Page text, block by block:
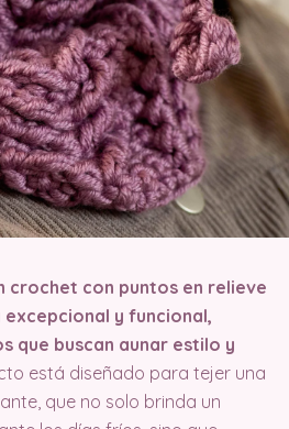
crochet con puntos en relieve
excepcional y funcional,
que buscan aunar estilo y
está diseñado para tejer una
que no solo brinda un